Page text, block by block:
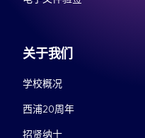
关于我们
学校概况
西浦20周年
招贤纳士